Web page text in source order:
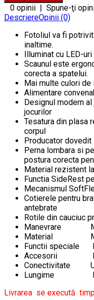
0 opinii | Spune-ţi
DescriereOpinii (0)
Fotoliul va fi
inaltime.
Illuminat cu LED-
Scaunul este
corecta a spatelui.
Mai multe culori
Alimentare
Designul modern
jocurilor
Tesatura din plasa
corpul
Producator
Perna lombara si
postura corecta
Material rezistent
Functia SideRest
Mecanismul
Cotierele pentru
antebrate
Rotile din cauciuc
Manevrare
Material
Functii speciale
Accesorii
Conectivitate
Lungime
Livrarea se execută